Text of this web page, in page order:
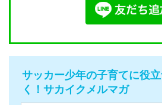
サッカー少年の子育てに役
く！サカイクメルマガ